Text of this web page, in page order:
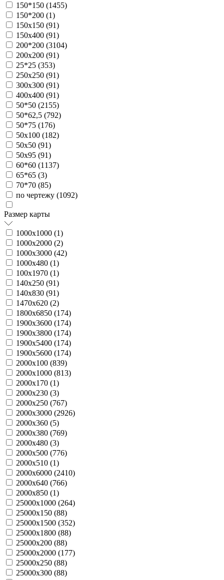
150*150 (1455)
150*200 (1)
150х150 (91)
150х400 (91)
200*200 (3104)
200х200 (91)
25*25 (353)
250х250 (91)
300х300 (91)
400х400 (91)
50*50 (2155)
50*62,5 (792)
50*75 (176)
50х100 (182)
50х50 (91)
50х95 (91)
60*60 (1137)
65*65 (3)
70*70 (85)
по чертежу (1092)
Размер карты
1000х1000 (1)
1000х2000 (2)
1000х3000 (42)
1000х480 (1)
100х1970 (1)
140х250 (91)
140х830 (91)
1470х620 (2)
1800х6850 (174)
1900х3600 (174)
1900х3800 (174)
1900х5400 (174)
1900х5600 (174)
2000х100 (839)
2000х1000 (813)
2000х170 (1)
2000х230 (3)
2000х250 (767)
2000х3000 (2926)
2000х360 (5)
2000х380 (769)
2000х480 (3)
2000х500 (776)
2000х510 (1)
2000х6000 (2410)
2000х640 (766)
2000х850 (1)
25000х1000 (264)
25000х150 (88)
25000х1500 (352)
25000х1800 (88)
25000х200 (88)
25000х2000 (177)
25000х250 (88)
25000х300 (88)